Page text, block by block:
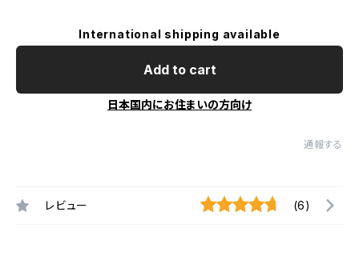
International shipping available
Add to cart
日本国内にお住まいの方向け
通報する
レビュー (6)